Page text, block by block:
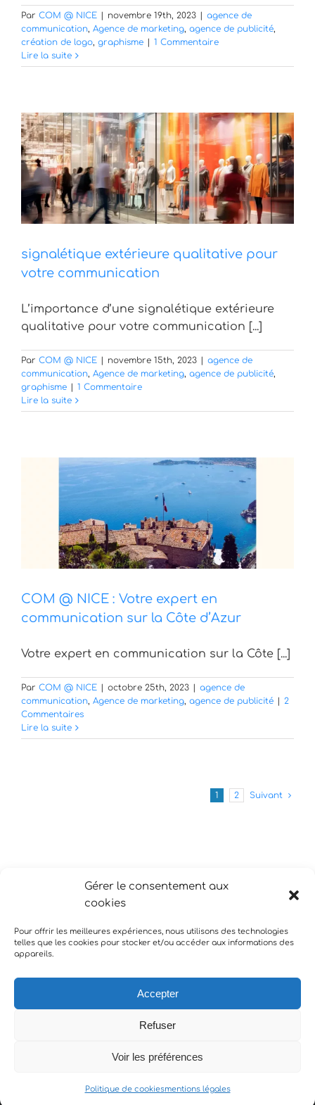
Gérer le consentement aux
cookies
Pour offrir les meilleures expériences, nous utilisons des technologies
telles que les cookies pour stocker et/ou accéder aux informations des
appareils.
Accepter
Refuser
Voir les préférences
Politique de cookiesmentions légales
Par COM @ NICE novembre 19th, 2023
agence de
communication, Agence de marketing, agence de publicité,
création de logo, graphisme
1 Commentaire
Lire la suite
signalétique extérieure qualitative pour
votre communication
L’importance d’une signalétique extérieure
qualitative pour votre communication [...]
Par COM @ NICE | novembre 15th, 2023 | agence de
communication, Agence de marketing, agence de publicité,
graphisme | 1 Commentaire
Lire la suite
COM @ NICE : Votre expert en
communication sur la Côte d’Azur
Votre expert en communication sur la Côte [...]
Par COM @ NICE | octobre 25th, 2023 | agence de
communication, Agence de marketing, agence de publicité | 2
Commentaires
Lire la suite
1 2 Suivant
mentions légales| +33 (0)6 16 73 78 93